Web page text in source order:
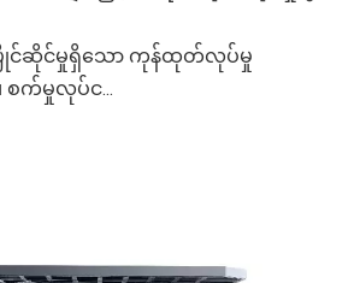
ြိုင်ဆိုင်မှုရှိသော ကုန်ထုတ်လုပ်မှု
စက်မှုလုပ်င...